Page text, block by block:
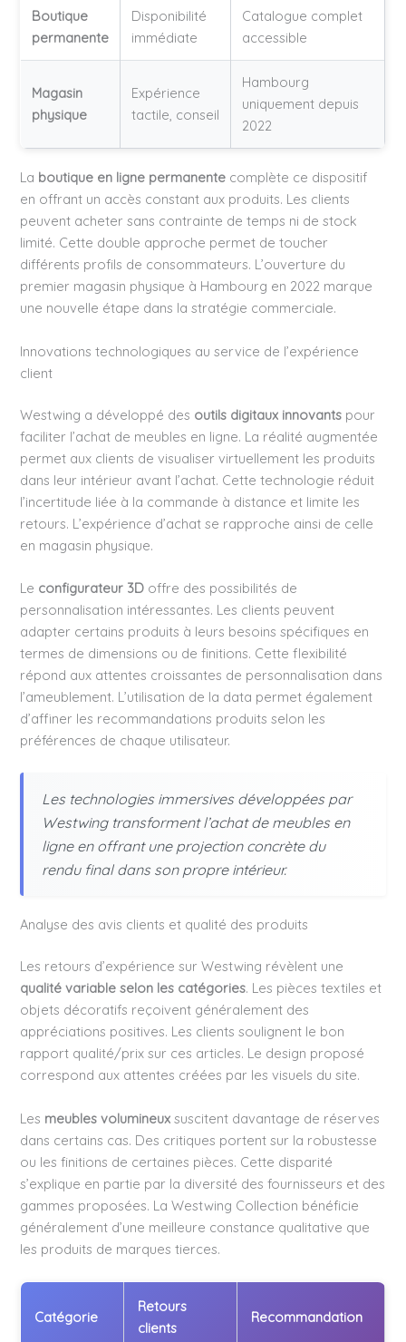
Boutique
permanente
Disponibilité
immédiate
Catalogue complet
accessible
Magasin
physique
Expérience
tactile, conseil
Hambourg
uniquement depuis
2022
La boutique en ligne permanente complète ce dispositif
en offrant un accès constant aux produits. Les clients
peuvent acheter sans contrainte de temps ni de stock
limité. Cette double approche permet de toucher
différents profils de consommateurs. L’ouverture du
premier magasin physique à Hambourg en 2022 marque
une nouvelle étape dans la stratégie commerciale.
Innovations technologiques au service de l’expérience
client
Westwing a développé des outils digitaux innovants pour
faciliter l’achat de meubles en ligne. La réalité augmentée
permet aux clients de visualiser virtuellement les produits
dans leur intérieur avant l’achat. Cette technologie réduit
l’incertitude liée à la commande à distance et limite les
retours. L’expérience d’achat se rapproche ainsi de celle
en magasin physique.
Le configurateur 3D offre des possibilités de
personnalisation intéressantes. Les clients peuvent
adapter certains produits à leurs besoins spécifiques en
termes de dimensions ou de finitions. Cette flexibilité
répond aux attentes croissantes de personnalisation dans
l’ameublement. L’utilisation de la data permet également
d’affiner les recommandations produits selon les
préférences de chaque utilisateur.
Les technologies immersives développées par
Westwing transforment l’achat de meubles en
ligne en offrant une projection concrète du
rendu final dans son propre intérieur.
Analyse des avis clients et qualité des produits
Les retours d’expérience sur Westwing révèlent une
qualité variable selon les catégories. Les pièces textiles et
objets décoratifs reçoivent généralement des
appréciations positives. Les clients soulignent le bon
rapport qualité/prix sur ces articles. Le design proposé
correspond aux attentes créées par les visuels du site.
Les meubles volumineux suscitent davantage de réserves
dans certains cas. Des critiques portent sur la robustesse
ou les finitions de certaines pièces. Cette disparité
s’explique en partie par la diversité des fournisseurs et des
gammes proposées. La Westwing Collection bénéficie
généralement d’une meilleure constance qualitative que
les produits de marques tierces.
Catégorie
Retours
clients
Recommandation